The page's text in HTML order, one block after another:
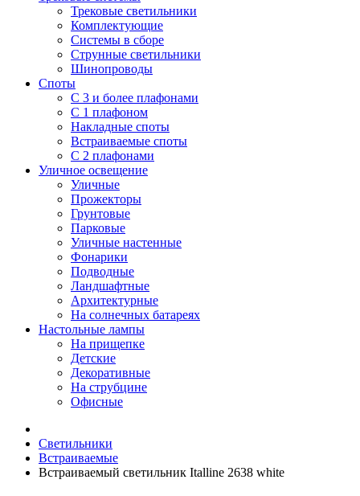
Трековые светильники
Комплектующие
Системы в сборе
Струнные светильники
Шинопроводы
Споты
С 3 и более плафонами
С 1 плафоном
Накладные споты
Встраиваемые споты
С 2 плафонами
Уличное освещение
Уличные
Прожекторы
Грунтовые
Парковые
Уличные настенные
Фонарики
Подводные
Ландшафтные
Архитектурные
На солнечных батареях
Настольные лампы
На прищепке
Детские
Декоративные
На струбцине
Офисные
Светильники
Встраиваемые
Встраиваемый светильник Italline 2638 white